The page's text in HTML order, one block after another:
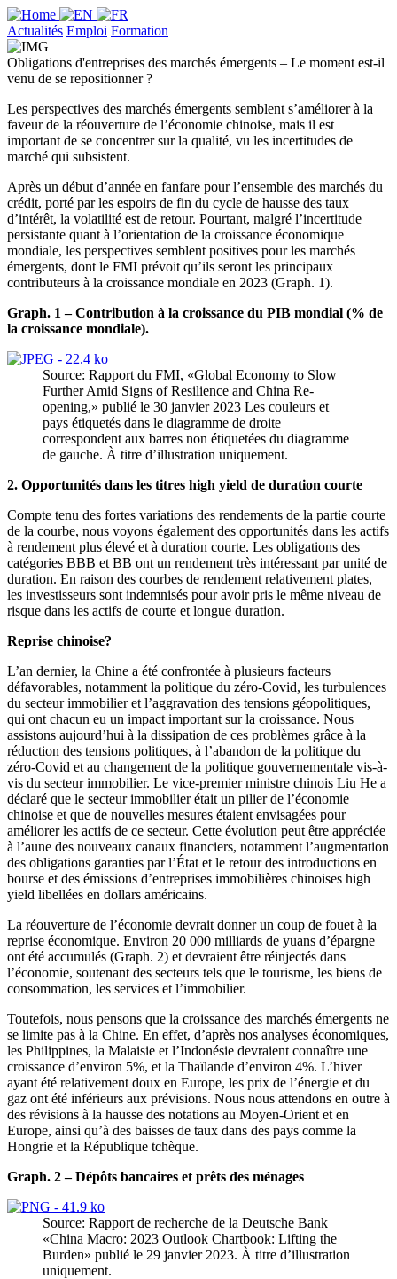
Actualités Emploi Formation
Obligations d'entreprises des marchés émergents – Le moment est-il
venu de se repositionner ?
Les perspectives des marchés émergents semblent s’améliorer à la
faveur de la réouverture de l’économie chinoise, mais il est
important de se concentrer sur la qualité, vu les incertitudes de
marché qui subsistent.
Après un début d’année en fanfare pour l’ensemble des marchés du
crédit, porté par les espoirs de fin du cycle de hausse des taux
d’intérêt, la volatilité est de retour. Pourtant, malgré l’incertitude
persistante quant à l’orientation de la croissance économique
mondiale, les perspectives semblent positives pour les marchés
émergents, dont le FMI prévoit qu’ils seront les principaux
contributeurs à la croissance mondiale en 2023 (Graph. 1).
Graph. 1 – Contribution à la croissance du PIB mondial (% de
la croissance mondiale).
Source: Rapport du FMI, «Global Economy to Slow
Further Amid Signs of Resilience and China Re-
opening,» publié le 30 janvier 2023 Les couleurs et
pays étiquetés dans le diagramme de droite
correspondent aux barres non étiquetées du diagramme
de gauche. À titre d’illustration uniquement.
2. Opportunités dans les titres high yield de duration courte
Compte tenu des fortes variations des rendements de la partie courte
de la courbe, nous voyons également des opportunités dans les actifs
à rendement plus élevé et à duration courte. Les obligations des
catégories BBB et BB ont un rendement très intéressant par unité de
duration. En raison des courbes de rendement relativement plates,
les investisseurs sont indemnisés pour avoir pris le même niveau de
risque dans les actifs de courte et longue duration.
Reprise chinoise?
L’an dernier, la Chine a été confrontée à plusieurs facteurs
défavorables, notamment la politique du zéro-Covid, les turbulences
du secteur immobilier et l’aggravation des tensions géopolitiques,
qui ont chacun eu un impact important sur la croissance. Nous
assistons aujourd’hui à la dissipation de ces problèmes grâce à la
réduction des tensions politiques, à l’abandon de la politique du
zéro-Covid et au changement de la politique gouvernementale vis-à-
vis du secteur immobilier. Le vice-premier ministre chinois Liu He a
déclaré que le secteur immobilier était un pilier de l’économie
chinoise et que de nouvelles mesures étaient envisagées pour
améliorer les actifs de ce secteur. Cette évolution peut être appréciée
à l’aune des nouveaux canaux financiers, notamment l’augmentation
des obligations garanties par l’État et le retour des introductions en
bourse et des émissions d’entreprises immobilières chinoises high
yield libellées en dollars américains.
La réouverture de l’économie devrait donner un coup de fouet à la
reprise économique. Environ 20 000 milliards de yuans d’épargne
ont été accumulés (Graph. 2) et devraient être réinjectés dans
l’économie, soutenant des secteurs tels que le tourisme, les biens de
consommation, les services et l’immobilier.
Toutefois, nous pensons que la croissance des marchés émergents ne
se limite pas à la Chine. En effet, d’après nos analyses économiques,
les Philippines, la Malaisie et l’Indonésie devraient connaître une
croissance d’environ 5%, et la Thaïlande d’environ 4%. L’hiver
ayant été relativement doux en Europe, les prix de l’énergie et du
gaz ont été inférieurs aux prévisions. Nous nous attendons en outre à
des révisions à la hausse des notations au Moyen-Orient et en
Europe, ainsi qu’à des baisses de taux dans des pays comme la
Hongrie et la République tchèque.
Graph. 2 – Dépôts bancaires et prêts des ménages
Source: Rapport de recherche de la Deutsche Bank
«China Macro: 2023 Outlook Chartbook: Lifting the
Burden» publié le 29 janvier 2023. À titre d’illustration
uniquement.